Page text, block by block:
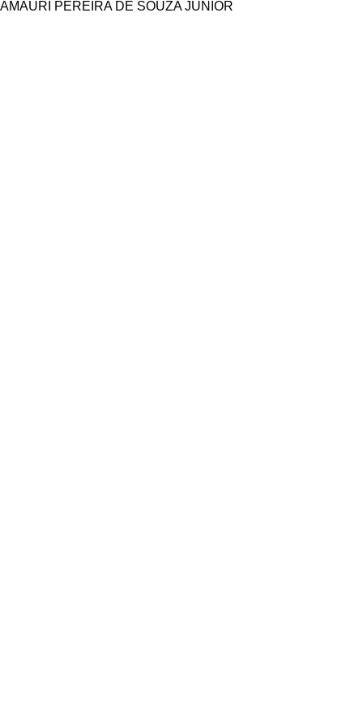
AMAURI PEREIRA DE SOUZA JUNIOR